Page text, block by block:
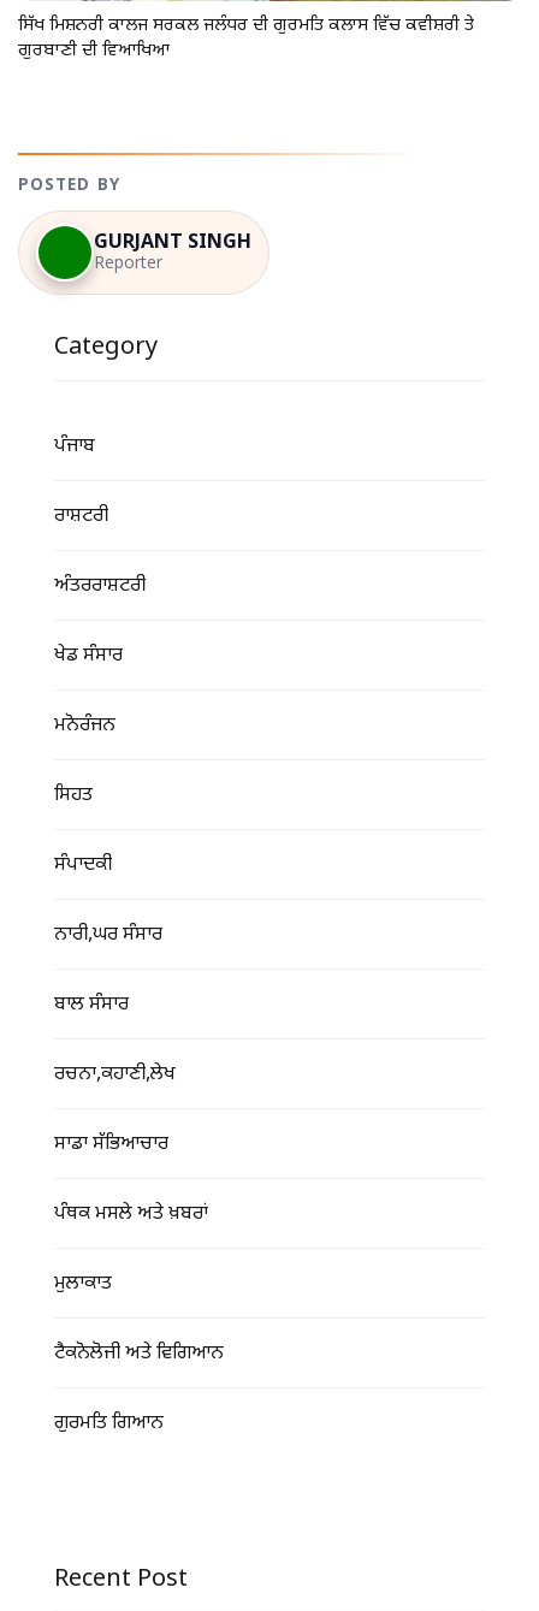
ਸਿੱਖ ਮਿਸ਼ਨਰੀ ਕਾਲਜ ਸਰਕਲ ਜਲੰਧਰ ਦੀ ਗੁਰਮਤਿ ਕਲਾਸ ਵਿੱਚ ਕਵੀਸ਼ਰੀ ਤੇ
ਗੁਰਬਾਣੀ ਦੀ ਵਿਆਖਿਆ
POSTED BY
GURJANT SINGH
Reporter
Category
ਪੰਜਾਬ
ਰਾਸ਼ਟਰੀ
ਅੰਤਰਰਾਸ਼ਟਰੀ
ਖੇਡ ਸੰਸਾਰ
ਮਨੋਰੰਜਨ
ਸਿਹਤ
ਸੰਪਾਦਕੀ
ਨਾਰੀ,ਘਰ ਸੰਸਾਰ
ਬਾਲ ਸੰਸਾਰ
ਰਚਨਾ,ਕਹਾਣੀ,ਲੇਖ
ਸਾਡਾ ਸੱਭਿਆਚਾਰ
ਪੰਥਕ ਮਸਲੇ ਅਤੇ ਖ਼ਬਰਾਂ
ਮੁਲਾਕਾਤ
ਟੈਕਨੋਲੋਜੀ ਅਤੇ ਵਿਗਿਆਨ
ਗੁਰਮਤਿ ਗਿਆਨ
Recent Post